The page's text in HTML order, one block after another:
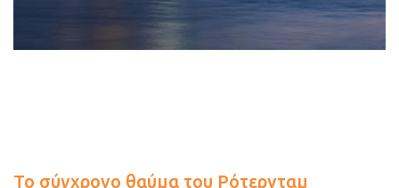
Το σύγχρονο θαύμα του Ρότερνταμ